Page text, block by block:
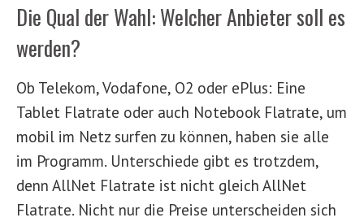
Die Qual der Wahl: Welcher Anbieter soll es
werden?
Ob Telekom, Vodafone, O2 oder ePlus: Eine
Tablet Flatrate oder auch Notebook Flatrate, um
mobil im Netz surfen zu können, haben sie alle
im Programm. Unterschiede gibt es trotzdem,
denn AllNet Flatrate ist nicht gleich AllNet
Flatrate. Nicht nur die Preise unterscheiden sich